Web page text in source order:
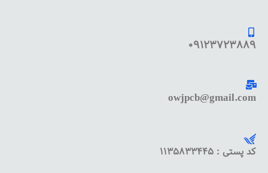
09123723889
owjpcb@gmail.com
کد پستی : 1135833445